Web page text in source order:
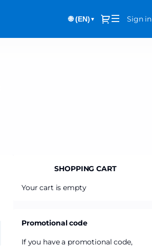
🌐 (EN) ▼ Dialog
Sign in
SHOPPING CART
Your cart is empty
Promotional code
If you have a promotional code,